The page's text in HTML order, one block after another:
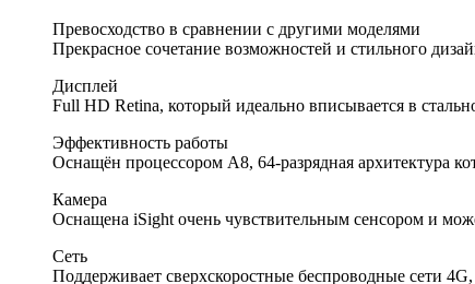
Превосходство в сравнении с другими моделями
Прекрасное сочетание возможностей и стильного
Дисплей
Full HD Retina, который идеально вписывается в
Эффективность работы
Оснащён процессором А8, 64-разрядная архитектура
Камера
Оснащена iSight очень чувствительным сенсором и
Сеть
Поддерживает сверхскоростные беспроводные сети